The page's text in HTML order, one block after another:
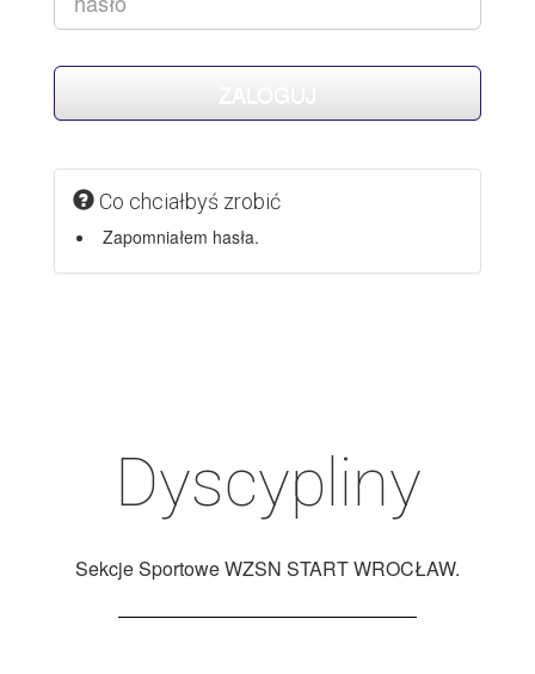
Co chciałbyś zrobić
Zapomniałem hasła.
Dyscypliny
Sekcje Sportowe WZSN START WROCŁAW.